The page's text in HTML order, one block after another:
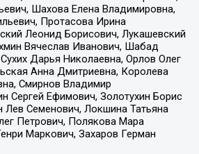
Шахова Елена Владимировна,
Протасова Ирина
Леонид Борисович, Лукашевский
Вячеслав Иванович, Шабад
Дарья Николаевна, Орлов Олег
Анна Дмитриевна, Королева
Смирнов Владимир
Сергей Ефимович, Золотухин Борис
Лев Семенович, Локшина Татьяна
Петрович, Полякова Мара
Маркович, Захаров Герман